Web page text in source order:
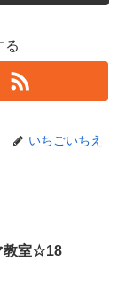
る
いちごいちえ
教室☆18